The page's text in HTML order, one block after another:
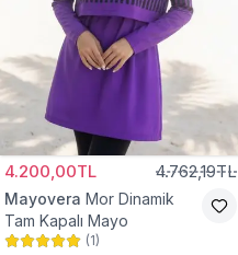
4.200,00TL 4.762,19TL
Mayovera Mor Dinamik
Tam Kapalı Mayo
(1)